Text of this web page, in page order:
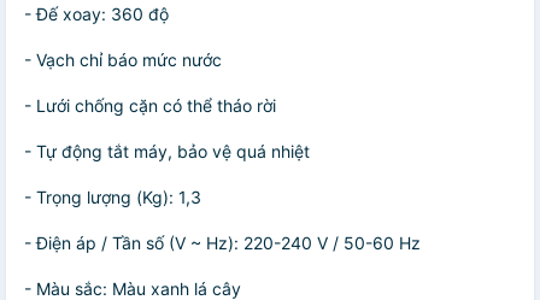
- Đế xoay: 360 độ
- Vạch chỉ báo mức nước
- Lưới chống cặn có thể tháo rời
- Tự động tắt máy, bảo vệ quá nhiệt
- Trọng lượng (Kg): 1,3
- Điện áp / Tần số (V ~ Hz): 220-240 V / 50-60 Hz
- Màu sắc: Màu xanh lá cây